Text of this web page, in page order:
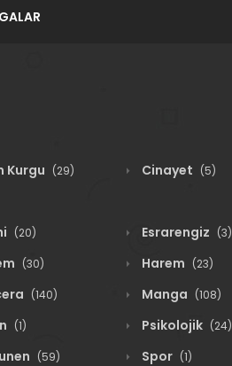
Kurgu (29) Cinayet (5)
(20) Esrarengiz (3)
(30) Harem (23)
(140) Manga (108)
(1) Psikolojik (24)
(59) Spor (1)